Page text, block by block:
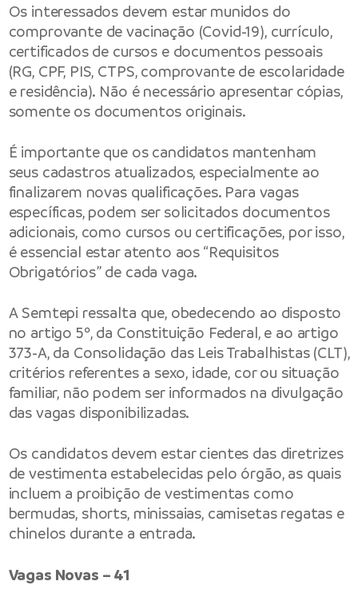
Os interessados devem estar munidos do
comprovante de vacinação (Covid-19), currículo,
certificados de cursos e documentos pessoais
(RG, CPF, PIS, CTPS, comprovante de escolaridade
e residência). Não é necessário apresentar cópias,
somente os documentos originais.
É importante que os candidatos mantenham
seus cadastros atualizados, especialmente ao
finalizarem novas qualificações. Para vagas
específicas, podem ser solicitados documentos
adicionais, como cursos ou certificações, por isso,
é essencial estar atento aos “Requisitos
Obrigatórios” de cada vaga.
A Semtepi ressalta que, obedecendo ao disposto
no artigo 5º, da Constituição Federal, e ao artigo
373-A, da Consolidação das Leis Trabalhistas (CLT),
critérios referentes a sexo, idade, cor ou situação
familiar, não podem ser informados na divulgação
das vagas disponibilizadas.
Os candidatos devem estar cientes das diretrizes
de vestimenta estabelecidas pelo órgão, as quais
incluem a proibição de vestimentas como
bermudas, shorts, minissaias, camisetas regatas e
chinelos durante a entrada.
Vagas Novas – 41